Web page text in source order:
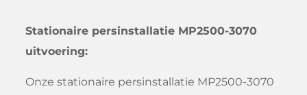
Stationaire persinstallatie MP2500-3070
uitvoering:
Onze stationaire persinstallatie MP2500-3070